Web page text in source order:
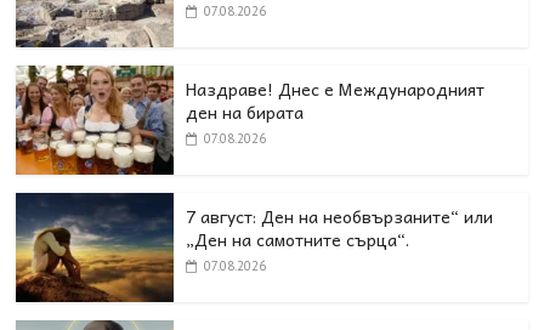
07.08.2026
Наздраве! Днес е Международният
ден на бирата
07.08.2026
7 август: Ден на необвързаните“ или
„Ден на самотните сърца“.
07.08.2026